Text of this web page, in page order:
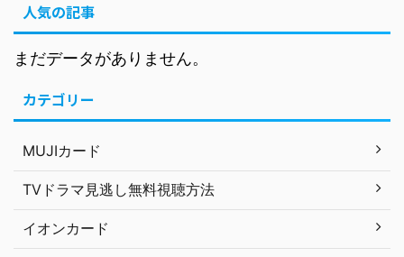
人気の記事
まだデータがありません。
カテゴリー
MUJIカード
TVドラマ見逃し無料視聴方法
イオンカード